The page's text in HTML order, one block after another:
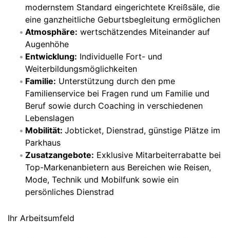
modernstem Standard eingerichtete Kreißsäle, die
eine ganzheitliche Geburtsbegleitung ermöglichen
Atmosphäre: wertschätzendes Miteinander auf
Augenhöhe
Entwicklung: Individuelle Fort- und
Weiterbildungsmöglichkeiten
Familie: Unterstützung durch den pme
Familienservice bei Fragen rund um Familie und
Beruf sowie durch Coaching in verschiedenen
Lebenslagen
Mobilität: Jobticket, Dienstrad, günstige Plätze im
Parkhaus
Zusatzangebote: Exklusive Mitarbeiterrabatte bei
Top-Markenanbietern aus Bereichen wie Reisen,
Mode, Technik und Mobilfunk sowie ein
persönliches Dienstrad
Ihr Arbeitsumfeld